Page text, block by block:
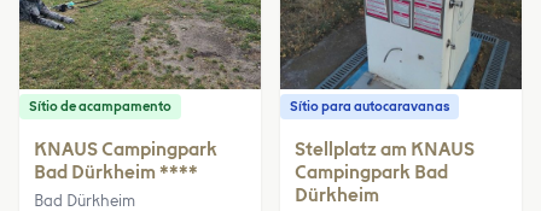
Sítio de acampamento
KNAUS Campingpark
Bad Dürkheim ****
Bad Dürkheim
Sítio para autocaravanas
Stellplatz am KNAUS
Campingpark Bad
Dürkheim